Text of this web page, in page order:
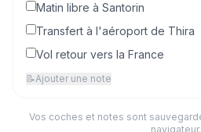
Matin libre à Santorin
Transfert à l'aéroport de Thira
Vol retour vers la France
📝Ajouter une note
Vos coches et notes sont
navigateur.